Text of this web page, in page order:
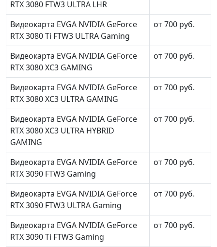
RTX 3080 FTW3 ULTRA LHR
Видеокарта EVGA NVIDIA GeForce
RTX 3080 Ti FTW3 ULTRA Gaming
от 700 руб.
Видеокарта EVGA NVIDIA GeForce
RTX 3080 XC3 GAMING
от 700 руб.
Видеокарта EVGA NVIDIA GeForce
RTX 3080 XC3 ULTRA GAMING
от 700 руб.
Видеокарта EVGA NVIDIA GeForce
RTX 3080 XC3 ULTRA HYBRID
GAMING
от 700 руб.
Видеокарта EVGA NVIDIA GeForce
RTX 3090 FTW3 Gaming
от 700 руб.
Видеокарта EVGA NVIDIA GeForce
RTX 3090 FTW3 ULTRA Gaming
от 700 руб.
Видеокарта EVGA NVIDIA GeForce
RTX 3090 Ti FTW3 Gaming
от 700 руб.